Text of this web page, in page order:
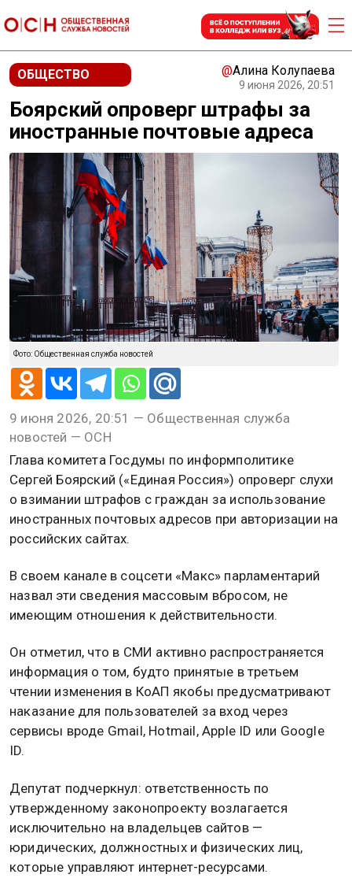
ОБЩЕСТВО @Алина Колупаева
9 июня 2026, 20:51
Боярский опроверг штрафы за
иностранные почтовые адреса
Фото: Общественная служба новостей
9 июня 2026, 20:51 — Общественная служба
новостей — ОСН
Глава комитета Госдумы по информполитике
Сергей Боярский («Единая Россия») опроверг слухи
о взимании штрафов с граждан за использование
иностранных почтовых адресов при авторизации на
российских сайтах.
В своем канале в соцсети «Макс» парламентарий
назвал эти сведения массовым вбросом, не
имеющим отношения к действительности.
Он отметил, что в СМИ активно распространяется
информация о том, будто принятые в третьем
чтении изменения в КоАП якобы предусматривают
наказание для пользователей за вход через
сервисы вроде Gmail, Hotmail, Apple ID или Google
ID.
Депутат подчеркнул: ответственность по
утвержденному законопроекту возлагается
исключительно на владельцев сайтов —
юридических, должностных и физических лиц,
которые управляют интернет-ресурсами.